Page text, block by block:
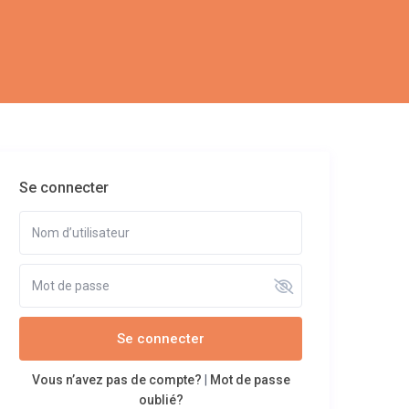
Se connecter
Se connecter
Vous n’avez pas de compte?
Mot de passe
oublié?